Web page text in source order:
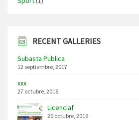
RECENT GALLERIES
Subasta Publica
12 septiembre, 2017
xxx
27 octubre, 2016
Licenciaf
20 octubre, 2016